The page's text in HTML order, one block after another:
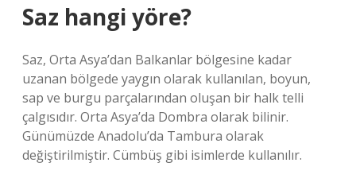
Saz hangi yöre?
Saz, Orta Asya’dan Balkanlar bölgesine kadar
uzanan bölgede yaygın olarak kullanılan, boyun,
sap ve burgu parçalarından oluşan bir halk telli
çalgısıdır. Orta Asya’da Dombra olarak bilinir.
Günümüzde Anadolu’da Tambura olarak
değiştirilmiştir. Cümbüş gibi isimlerde kullanılır.